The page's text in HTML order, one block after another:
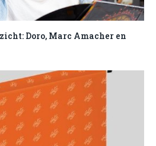
Doro, Marc Amacher en